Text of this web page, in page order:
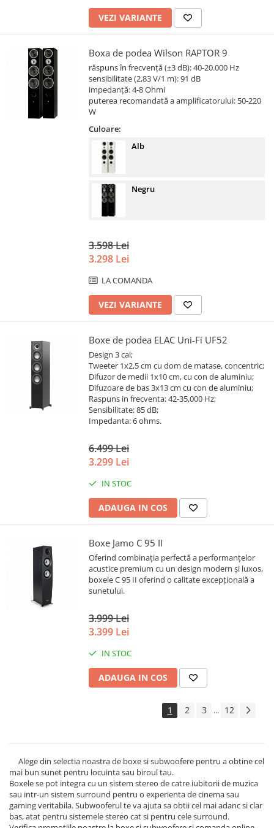
VEZI VARIANTE
Boxa de podea Wilson RAPTOR 9
răspuns în frecvență (±3 dB): 40-20.000 Hz
sensibilitate (2,83 V/1 m): 91 dB
impedanță: 4-8 Ohmi
puterea recomandată a amplificatorului: 50-220
W
Culoare:
Alb
Negru
3.598 Lei
3.298 Lei
LA COMANDA
VEZI VARIANTE
Boxe de podea ELAC Uni-Fi UF52
Design 3 cai;
Tweeter 1x2,5 cm cu dom de matase, concentric;
Difuzor de medii 1x10 cm, cu con de aluminiu;
Difuzoare de bas 3x13 cm cu con de aluminiu;
Raspuns in frecventa: 42-35,000 Hz;
Sensibilitate: 85 dB;
Impedanta: 6 ohms.
6.499 Lei
3.299 Lei
IN STOC
ADAUGA IN COS
Boxe Jamo C 95 II
Oferind combinația perfectă a performanțelor
acustice premium cu un design modern și luxos,
boxele C 95 II oferind o calitate excepțională a
sunetului.
3.999 Lei
3.399 Lei
IN STOC
ADAUGA IN COS
1 2 3 ... 12
Alege din selectia noastra de boxe si subwoofere pentru a obtine cel
mai bun sunet pentru locuinta sau biroul tau.
Boxele se pot integra cu un sistem stereo de catre iubitorii de muzica
sau intr-un sistem surround pentru o experienta de cinema sau
gaming veritabila. Subwooferul te va ajuta sa obtii cel mai adanc si clar
bas, atat pentru sistemele stereo cat si pentru cele surround.